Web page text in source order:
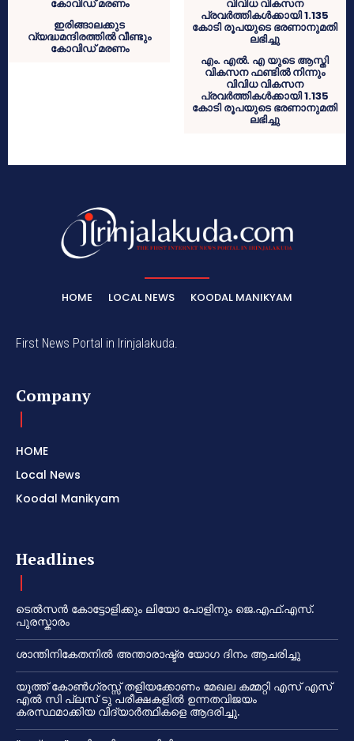
ഇരിങ്ങാലക്കുട
വ്യദ്ധമന്ദിരത്തിൽ വീണ്ടും
കോവിഡ് മരണം
എം. എൽ. എ യുടെ ആസ്തി
വികസന ഫണ്ടിൽ നിന്നും
വിവിധ വികസന
പ്രവർത്തികൾക്കായി 1.135
കോടി രൂപയുടെ ഭരണാനുമതി
ലഭിച്ചു
HOME LOCAL NEWS KOODAL MANIKYAM
First News Portal in Irinjalakuda.
Company
HOME
Local News
Koodal Manikyam
Headlines
ടെൽസൻ കോട്ടോളിക്കും ലിയോ പോളിനും ജെ.എഫ്.എസ്.
പുരസ്കാരം
ശാന്തിനികേതനിൽ അന്താരാഷ്ട്ര യോഗ ദിനം ആചരിച്ചു
യൂത്ത് കോൺഗ്രസ്സ് തളിയക്കോണം മേഖല കമ്മറ്റി എസ് എസ്
എൽ സി പ്ലസ് ടു പരീക്ഷകളിൽ ഉന്നതവിജയം
കരസ്ഥമാക്കിയ വിദ്യാർത്ഥികളെ ആദരിച്ചു.